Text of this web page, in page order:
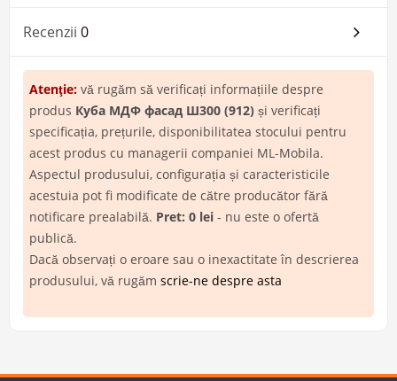
Recenzii 0
Atenţie: vă rugăm să verificați informațiile despre
produs Куба МДФ фасад Ш300 (912) și verificați
specificația, prețurile, disponibilitatea stocului pentru
acest produs cu managerii companiei ML-Mobila.
Aspectul produsului, configurația și caracteristicile
acestuia pot fi modificate de către producător fără
notificare prealabilă. Pret: 0 lei - nu este o ofertă
publică.
Dacă observați o eroare sau o inexactitate în descrierea
produsului, vă rugăm scrie-ne despre asta